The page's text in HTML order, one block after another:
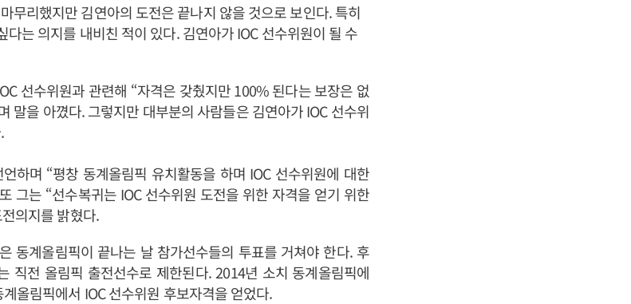
무리했지만 김연아의 도전은 끝나지 않을 것으로 보인다. 특히
다는 의지를 내비친 적이 있다. 김연아가 IOC 선수위원이 될 수
선수위원과 관련해 “자격은 갖췄지만 100% 된다는 보장은 없
말을 아꼈다. 그렇지만 대부분의 사람들은 김연아가 IOC 선수위
하며 “평창 동계올림픽 유치활동을 하며 IOC 선수위원에 대한
그는 “선수복귀는 IOC 선수위원 도전을 위한 자격을 얻기 위한
의지를 밝혔다.
동계올림픽이 끝나는 날 참가선수들의 투표를 거쳐야 한다. 후
직전 올림픽 출전선수로 제한된다. 2014년 소치 동계올림픽에
올림픽에서 IOC 선수위원 후보자격을 얻었다.